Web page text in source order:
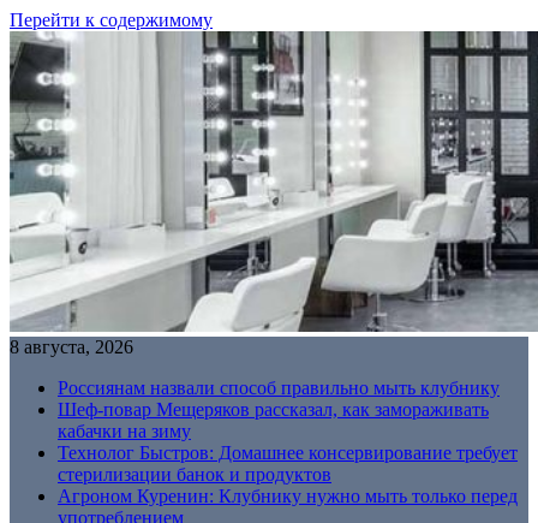
Перейти к содержимому
8 августа, 2026
Россиянам назвали способ правильно мыть клубнику
Шеф-повар Мещеряков рассказал, как замораживать
кабачки на зиму
Технолог Быстров: Домашнее консервирование требует
стерилизации банок и продуктов
Агроном Куренин: Клубнику нужно мыть только перед
употреблением